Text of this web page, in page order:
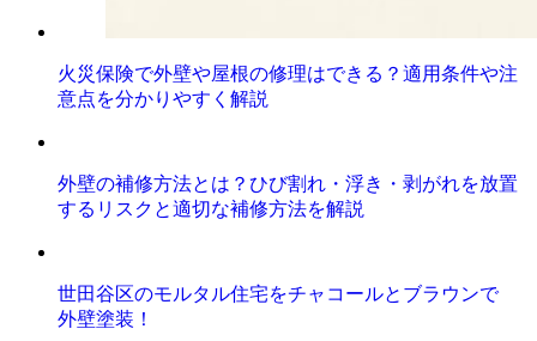
火災保険で外壁や屋根の修理はできる？適用条件や注
意点を分かりやすく解説
外壁の補修方法とは？ひび割れ・浮き・剥がれを放置
するリスクと適切な補修方法を解説
世田谷区のモルタル住宅をチャコールとブラウンで
外壁塗装！